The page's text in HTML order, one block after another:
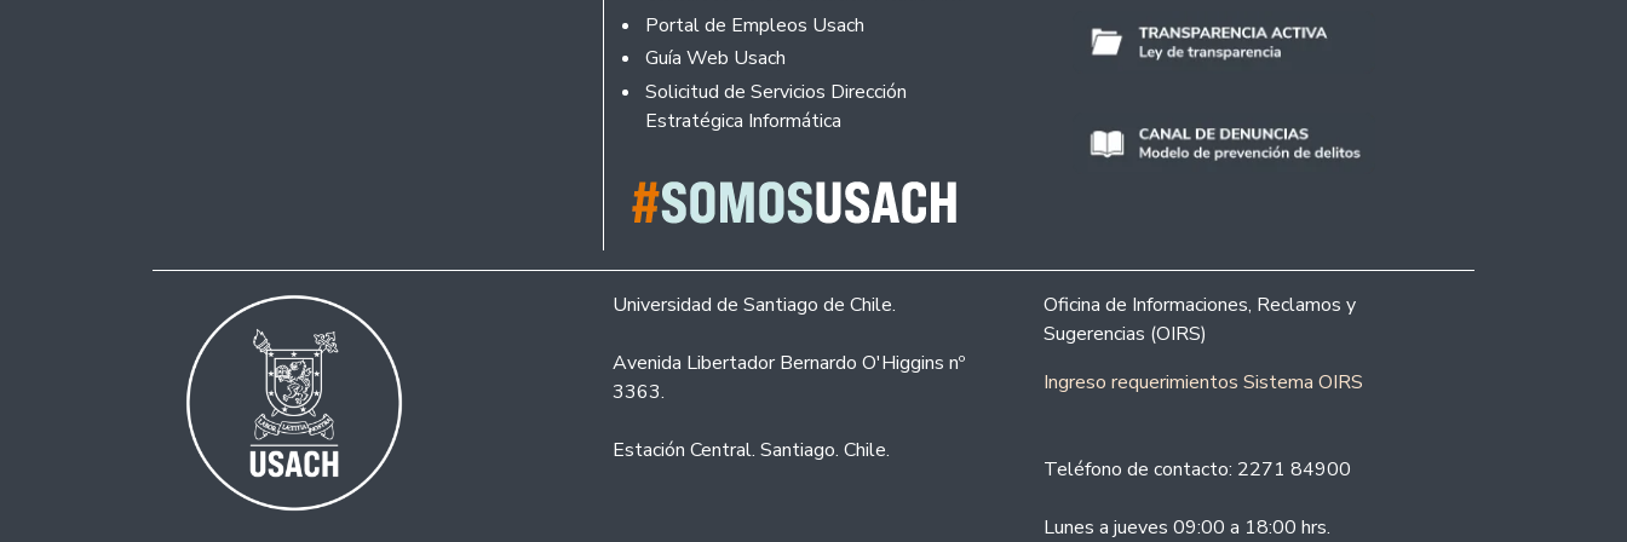
Portal de Empleos Usach
Guía Web Usach
Solicitud de Servicios Dirección
Estratégica Informática
Universidad de Santiago de Chile.
Avenida Libertador Bernardo O'Higgins nº
3363.
Estación Central. Santiago. Chile.
Oficina de Informaciones, Reclamos y
Sugerencias (OIRS)
Ingreso requerimientos Sistema OIRS
Teléfono de contacto: 2271 84900
Lunes a jueves 09:00 a 18:00 hrs.